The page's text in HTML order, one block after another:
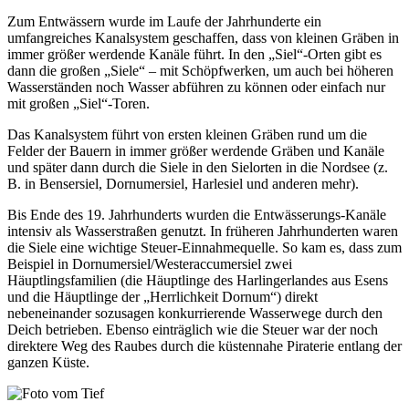
Zum Entwässern wurde im Laufe der Jahrhunderte ein
umfangreiches Kanalsystem geschaffen, dass von kleinen Gräben in
immer größer werdende Kanäle führt. In den „Siel“-Orten gibt es
dann die großen „Siele“ – mit Schöpfwerken, um auch bei höheren
Wasserständen noch Wasser abführen zu können oder einfach nur
mit großen „Siel“-Toren.
Das Kanalsystem führt von ersten kleinen Gräben rund um die
Felder der Bauern in immer größer werdende Gräben und Kanäle
und später dann durch die Siele in den Sielorten in die Nordsee (z.
B. in Bensersiel, Dornumersiel, Harlesiel und anderen mehr).
Bis Ende des 19. Jahrhunderts wurden die Entwässerungs-Kanäle
intensiv als Wasserstraßen genutzt. In früheren Jahrhunderten waren
die Siele eine wichtige Steuer-Einnahmequelle. So kam es, dass zum
Beispiel in Dornumersiel/Westeraccumersiel zwei
Häuptlingsfamilien (die Häuptlinge des Harlingerlandes aus Esens
und die Häuptlinge der „Herrlichkeit Dornum“) direkt
nebeneinander sozusagen konkurrierende Wasserwege durch den
Deich betrieben. Ebenso einträglich wie die Steuer war der noch
direktere Weg des Raubes durch die küstennahe Piraterie entlang der
ganzen Küste.